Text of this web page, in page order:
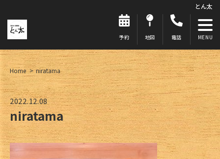
とん太
予約 地図 電話
Home niratama
2022.12.08
niratama